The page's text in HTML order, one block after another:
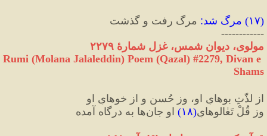
(۱۷) مرگ شد: مرگ رفت و گذشت
------------
مولوی، دیوان شمس، غزل شمارهٔ ۲۲۷۹
Rumi (Molana Jalaleddin) Poem (Qazal) #2279, Divan e
Shams
از لذّتِ بوهایِ او، وز حُسن و از خوهایِ او
وز قُلْ تَعٰالوهایِ(۱۸) او جان‌ها به درگاه آمده